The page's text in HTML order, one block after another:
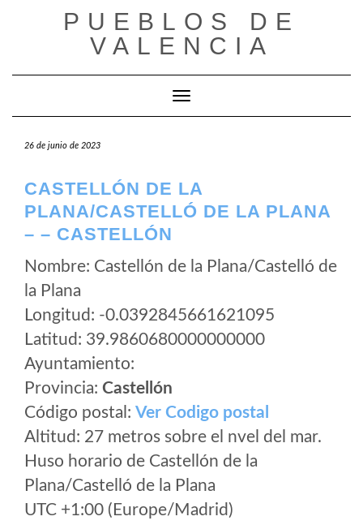
PUEBLOS DE
VALENCIA
Cambiar modo de navegación
26 de junio de 2023
CASTELLÓN DE LA
PLANA/CASTELLÓ DE LA PLANA
– – CASTELLÓN
Nombre: Castellón de la Plana/Castelló de
la Plana
Longitud: -0.0392845661621095
Latitud: 39.9860680000000000
Ayuntamiento:
Provincia: Castellón
Código postal: Ver Codigo postal
Altitud: 27 metros sobre el nvel del mar.
Huso horario de Castellón de la
Plana/Castelló de la Plana
UTC +1:00 (Europe/Madrid)